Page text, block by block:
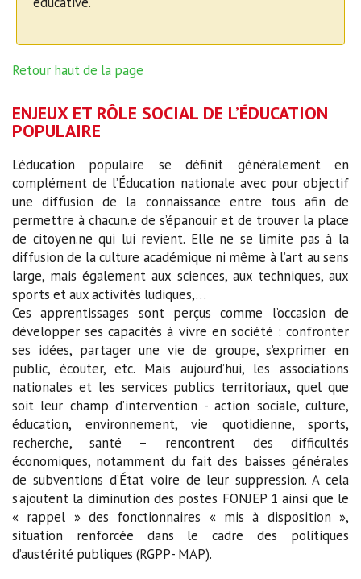
Retour haut de la page
ENJEUX ET RÔLE SOCIAL DE L’ÉDUCATION
POPULAIRE
L’éducation populaire se définit généralement en
complément de l’Éducation nationale avec pour objectif
une diffusion de la connaissance entre tous afin de
permettre à chacun.e de s’épanouir et de trouver la place
de citoyen.ne qui lui revient. Elle ne se limite pas à la
diffusion de la culture académique ni même à l’art au sens
large, mais également aux sciences, aux techniques, aux
sports et aux activités ludiques,…
Ces apprentissages sont perçus comme l’occasion de
développer ses capacités à vivre en société : confronter
ses idées, partager une vie de groupe, s’exprimer en
public, écouter, etc. Mais aujourd’hui, les associations
nationales et les services publics territoriaux, quel que
soit leur champ d’intervention - action sociale, culture,
éducation, environnement, vie quotidienne, sports,
recherche, santé – rencontrent des difficultés
économiques, notamment du fait des baisses générales
de subventions d’État voire de leur suppression. A cela
s’ajoutent la diminution des postes FONJEP 1 ainsi que le
« rappel » des fonctionnaires « mis à disposition »,
situation renforcée dans le cadre des politiques
d’austérité publiques (RGPP- MAP).